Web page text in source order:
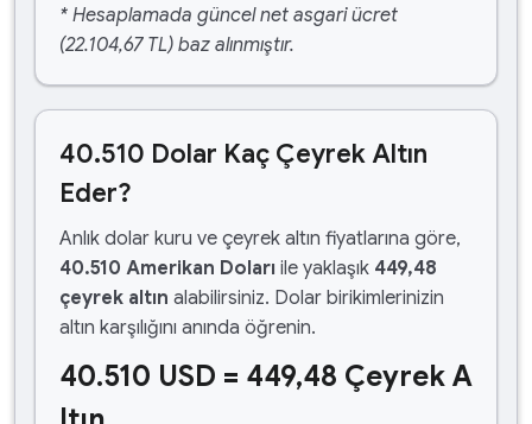
* Hesaplamada güncel net asgari ücret
(22.104,67 TL) baz alınmıştır.
40.510 Dolar Kaç Çeyrek Altın
Eder?
Anlık dolar kuru ve çeyrek altın fiyatlarına göre,
40.510 Amerikan Doları ile yaklaşık 449,48
çeyrek altın alabilirsiniz. Dolar birikimlerinizin
altın karşılığını anında öğrenin.
40.510 USD = 449,48 Çeyrek A